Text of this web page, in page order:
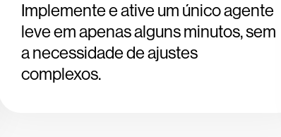
Implemente e ative um único agente
leve em apenas alguns minutos, sem
a necessidade de ajustes
complexos.